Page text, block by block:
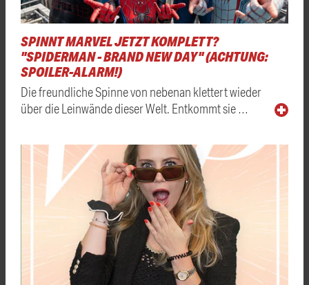
SPINNT MARVEL JETZT KOMPLETT?
"SPIDERMAN - BRAND NEW DAY" (ACHTUNG:
SPOILER-ALARM!)
Die freundliche Spinne von nebenan klettert wieder
über die Leinwände dieser Welt. Entkommt sie …